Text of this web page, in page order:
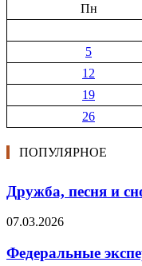
Пн
5
12
19
26
ПОПУЛЯРНОЕ
Дружба, песня и
07.03.2026
Федеральные